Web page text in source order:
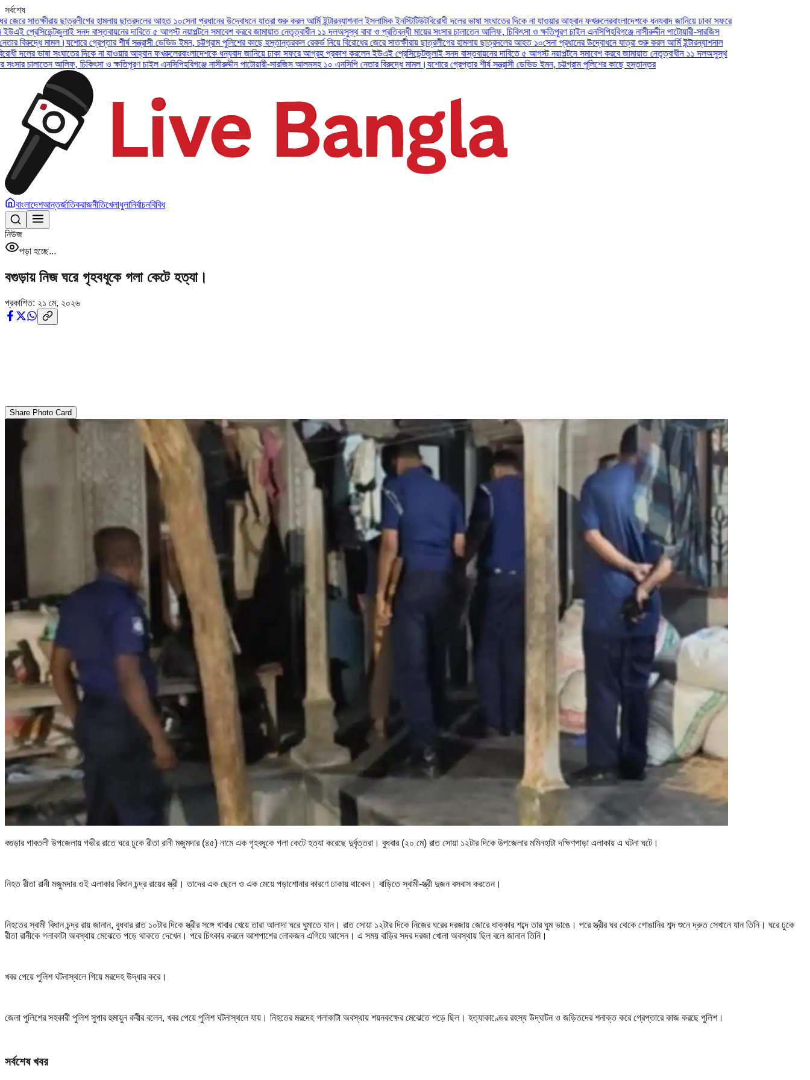
সর্বশেষ
হামলায় ছাত্রদলের আহত ১০সেনা প্রধানের উদ্বোধনে যাত্রা শুরু করল আর্মি ইন্টারন্যাশনাল ইসলামিক ইনস্টিটিউটবিরোধী দলের ভাষা সংঘাতের দিকে না যাওয়ার আহ্বান ফখরুলেরবাংলাদেশকে ধন্যবাদ জানিয়ে ঢাকা সফরে
বাস্তবায়নের দাবিতে ৫ আগস্ট নয়াপল্টনে সমাবেশ করবে জামায়াত নেতৃত্বাধীন ১১ দলঅসুস্থ বাবা ও প্রতিবন্ধী মায়ের সংসার চালাতেন আলিফ, চিকিৎসা ও ক্ষতিপূরণ চাইল এনসিপিহবিগঞ্জে নাসীরুদ্দীন পাটোয়ারী-সারজিস
গ্রেপ্তার শীর্ষ সন্ত্রাসী ডেভিড ইমন, চট্টগ্রাম পুলিশের কাছে হস্তান্তরকল রেকর্ড নিয়ে বিরোধের জেরে সাতক্ষীরায় ছাত্রলীগের হামলায় ছাত্রদলের আহত ১০সেনা প্রধানের উদ্বোধনে যাত্রা শুরু করল আর্মি ইন্টারন্যাশনাল
দিকে না যাওয়ার আহ্বান ফখরুলেরবাংলাদেশকে ধন্যবাদ জানিয়ে ঢাকা সফরে আগ্রহ প্রকাশ করলেন ইউএই প্রেসিডেন্টজুলাই সনদ বাস্তবায়নের দাবিতে ৫ আগস্ট নয়াপল্টনে সমাবেশ করবে জামায়াত নেতৃত্বাধীন ১১ দলঅসুস্থ
চিকিৎসা ও ক্ষতিপূরণ চাইল এনসিপিহবিগঞ্জে নাসীরুদ্দীন পাটোয়ারী-সারজিস আলমসহ ১০ এনসিপি নেতার বিরুদ্ধে মামল।যশোরে গ্রেপ্তার শীর্ষ সন্ত্রাসী ডেভিড ইমন, চট্টগ্রাম পুলিশের কাছে হস্তান্তর
বাংলাদেশআন্তর্জাতিকরাজনীতিখেলাধুলানির্বাচনবিবিধ
নিউজ
পড়া হচ্ছে...
বগুড়ায় নিজ ঘরে গৃহবধূকে গলা কেটে হত্যা।
প্রকাশিত: ২১ মে, ২০২৬
Share Photo Card
বগুড়ার গাবতলী উপজেলায় গভীর রাতে ঘরে ঢুকে রীতা রানী মজুমদার (৪৫) নামে এক গৃহবধূকে গলা কেটে হত্যা করেছে দুর্বৃত্তরা। বুধবার (২০ মে) রাত সোয়া ১২টার দিকে উপজেলার মমিনহাটা দক্ষিণপাড়া এলাকায় এ ঘটনা ঘটে।
নিহত রীতা রানী মজুমদার ওই এলাকার বিধান চন্দ্র রায়ের স্ত্রী। তাদের এক ছেলে ও এক মেয়ে পড়াশোনার কারণে ঢাকায় থাকেন। বাড়িতে স্বামী-স্ত্রী দুজন বসবাস করতেন।
নিহতের স্বামী বিধান চন্দ্র রায় জানান, বুধবার রাত ১০টার দিকে স্ত্রীর সঙ্গে খাবার খেয়ে তারা আলাদা ঘরে ঘুমাতে যান। রাত সোয়া ১২টার দিকে নিজের ঘরের দরজায় জোরে ধাক্কার শব্দে তার ঘুম ভাঙে। পরে স্ত্রীর ঘর থেকে গোঙানির শব্দ শুনে দ্রুত সেখানে যান তিনি। ঘরে ঢুকে
রীতা রানীকে গলাকাটা অবস্থায় মেঝেতে পড়ে থাকতে দেখেন। পরে চিৎকার করলে আশপাশের লোকজন এগিয়ে আসেন। এ সময় বাড়ির সদর দরজা খোলা অবস্থায় ছিল বলে জানান তিনি।
খবর পেয়ে পুলিশ ঘটনাস্থলে গিয়ে মরদেহ উদ্ধার করে।
জেলা পুলিশের সহকারী পুলিশ সুপার হুমায়ুন কবীর বলেন, খবর পেয়ে পুলিশ ঘটনাস্থলে যায়। নিহতের মরদেহ গলাকাটা অবস্থায় শয়নকক্ষের মেঝেতে পড়ে ছিল। হত্যাকাণ্ডের রহস্য উদ্‌ঘাটন ও জড়িতদের শনাক্ত করে গ্রেপ্তারে কাজ করছে পুলিশ।
সর্বশেষ খবর